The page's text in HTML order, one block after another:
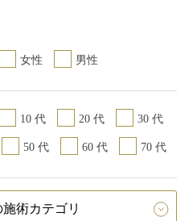
女性 男性
10 代 20 代 30 代
50 代 60 代 70 代